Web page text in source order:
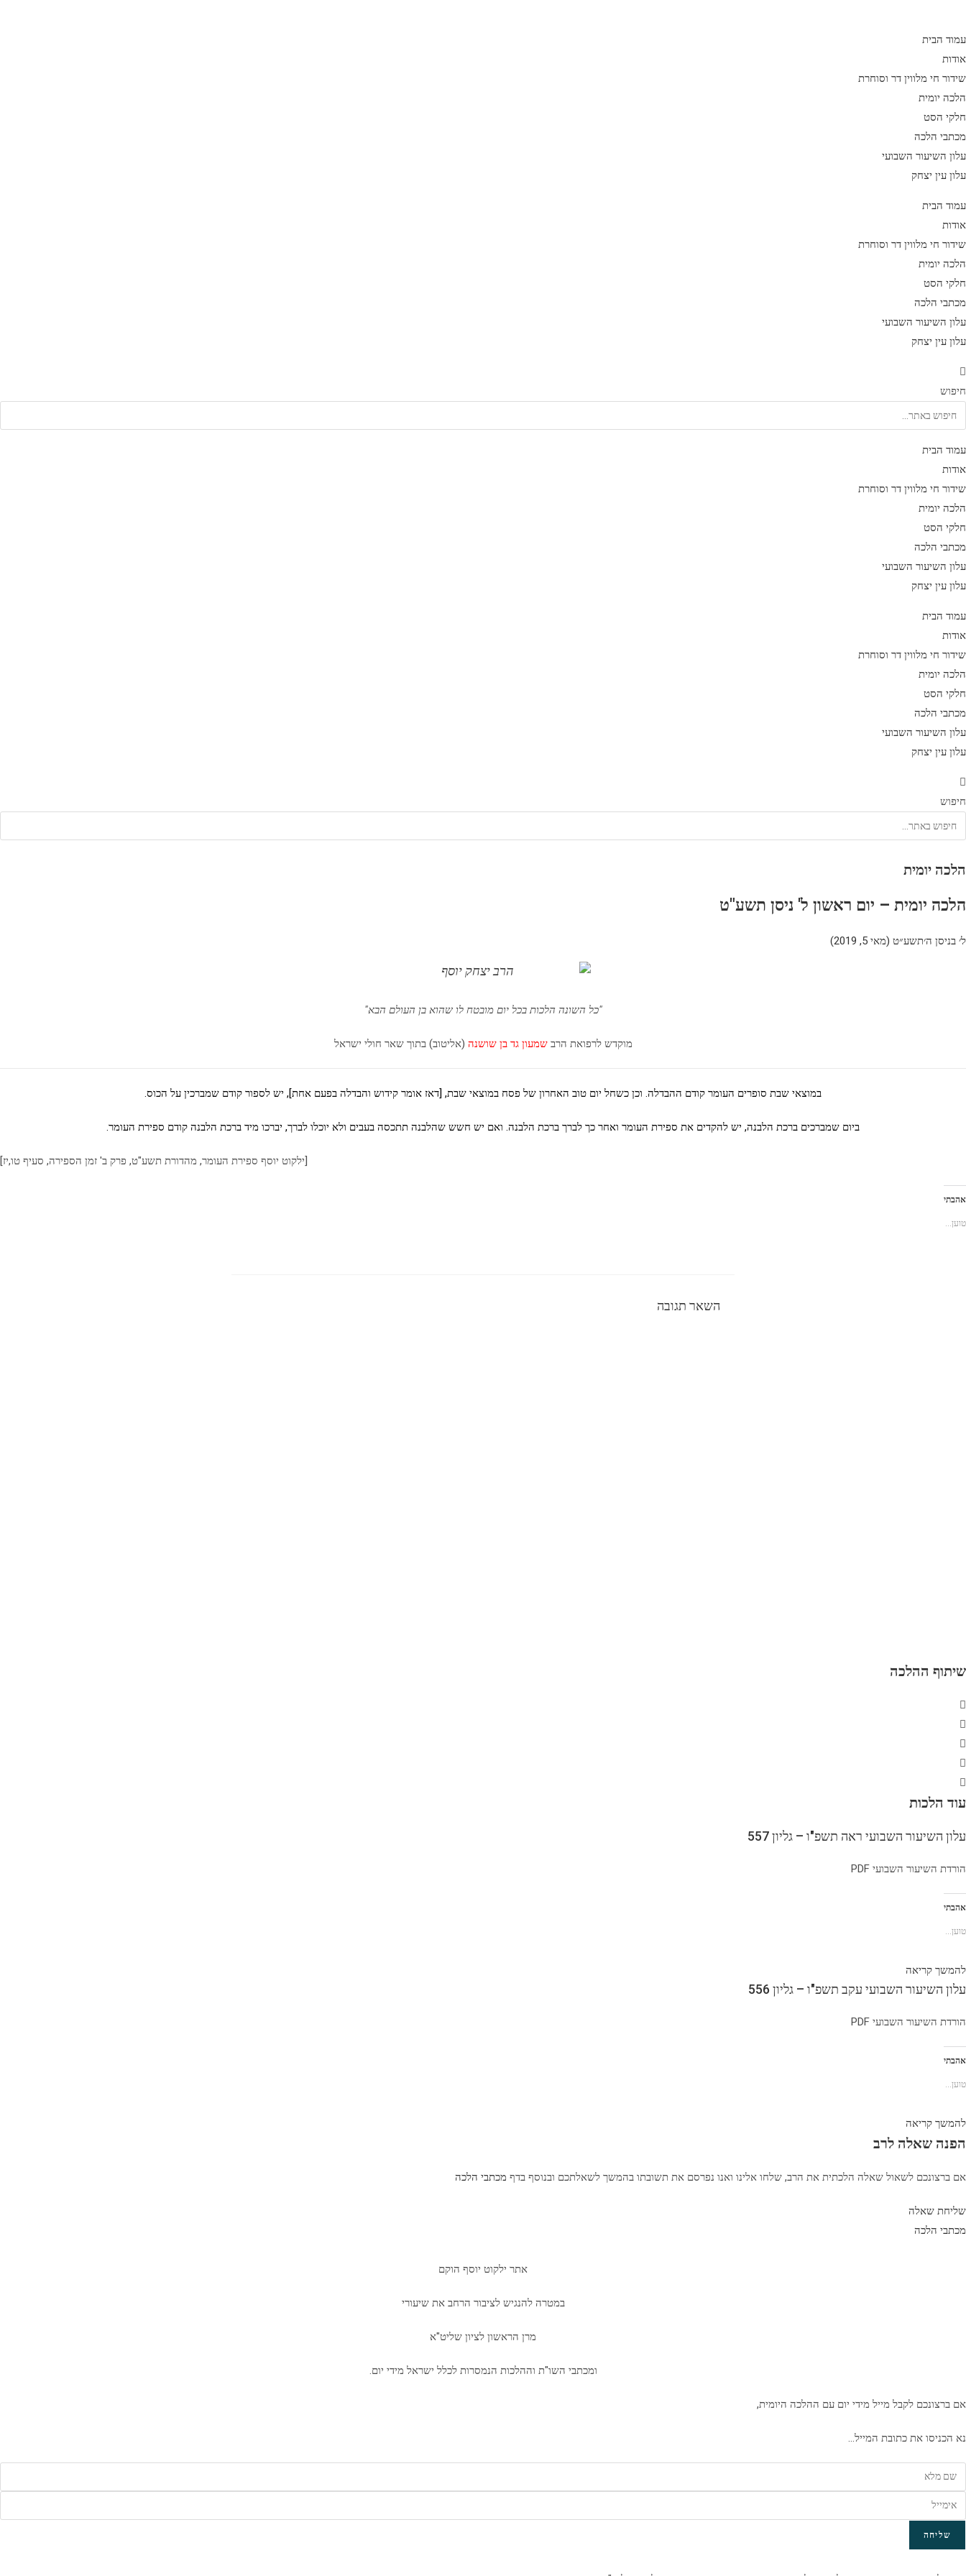
content
עמוד הבית
אודות
שידור חי מלווין דר וסוחרת
הלכה יומית
חלקי הסט
מכתבי הלכה
עלון השיעור השבועי
עלון עין יצחק
עמוד הבית
אודות
שידור חי מלווין דר וסוחרת
הלכה יומית
חלקי הסט
מכתבי הלכה
עלון השיעור השבועי
עלון עין יצחק
חיפוש
עמוד הבית
אודות
שידור חי מלווין דר וסוחרת
הלכה יומית
חלקי הסט
מכתבי הלכה
עלון השיעור השבועי
עלון עין יצחק
עמוד הבית
אודות
שידור חי מלווין דר וסוחרת
הלכה יומית
חלקי הסט
מכתבי הלכה
עלון השיעור השבועי
עלון עין יצחק
חיפוש
הלכה יומית
הלכה יומית – יום ראשון ל' ניסן תשע"ט
ל׳ בניסן ה׳תשע״ט (מאי 5, 2019)
"כל השונה הלכות בכל יום מובטח לו שהוא בן העולם הבא"
מוקדש לרפואת הרבשמעון גד בן שושנה (אליטוב) בתוך שאר חולי ישראל
במוצאי שבת סופרים העומר קודם ההבדלה. וכן כשחל יום טוב האחרון של פסח במוצאי שבת, [דאז אומר קידוש והבדלה בפעם אחת], יש לספור קודם שמברכין על הכוס.
ביום שמברכים ברכת הלבנה, יש להקדים את ספירת העומר ואחר כך לברך ברכת הלבנה. ואם יש חשש שהלבנה תתכסה בעבים ולא יוכלו לברך, יברכו מיד ברכת הלבנה קודם ספירת העומר.
[ילקוט יוסף ספירת העומר, מהדורת תשע"ט, פרק ב' זמן הספירה, סעיף טו,יז]
אהבתי
טוען...
השאר תגובה
שיתוף ההלכה
עוד הלכות
עלון השיעור השבועי ראה תשפ"ו – גליון 557
הורדת השיעור השבועי PDF
אהבתי
טוען...
להמשך קריאה
עלון השיעור השבועי עקב תשפ"ו – גליון 556
הורדת השיעור השבועי PDF
אהבתי
טוען...
להמשך קריאה
הפנה שאלה לרב
אם ברצונכם לשאול שאלה הלכתית את הרב, שלחו אלינו ואנו נפרסם את תשובתו בהמשך לשאלתכם ובנוסף בדף מכתבי הלכה
שליחת שאלה
מכתבי הלכה
אתר ילקוט יוסף הוקם
במטרה להנגיש לציבור הרחב את שיעורי
מרן הראשון לציון שליט"א
ומכתבי השו"ת וההלכות הנמסרות לכלל ישראל מידי יום.
אם ברצונכם לקבל מייל מידי יום עם ההלכה היומית,
נא הכניסו את כתובת המייל…
שליחה